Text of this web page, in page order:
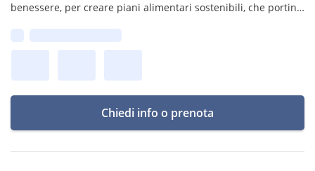
benessere, per creare piani alimentari sostenibili, che portino
Chiedi info o prenota